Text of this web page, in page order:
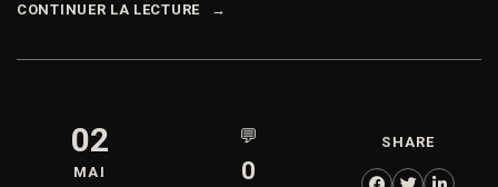
CONTINUER LA LECTURE
02
MAI
💬
0
SHARE